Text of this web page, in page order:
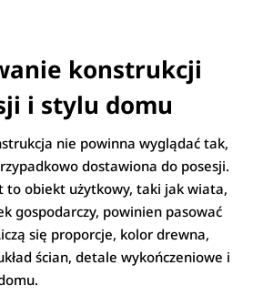
konstrukcji
i stylu domu
nie powinna wyglądać tak,
dostawiona do posesji.
to obiekt użytkowy, taki jak wiata,
gospodarczy, powinien pasować
się proporcje, kolor drewna,
ścian, detale wykończeniowe i